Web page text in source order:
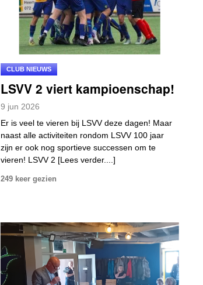
CLUB NIEUWS
LSVV 2 viert kampioenschap!
9 jun 2026
Er is veel te vieren bij LSVV deze dagen! Maar
naast alle activiteiten rondom LSVV 100 jaar
zijn er ook nog sportieve successen om te
vieren! LSVV 2 [Lees verder....]
249 keer gezien